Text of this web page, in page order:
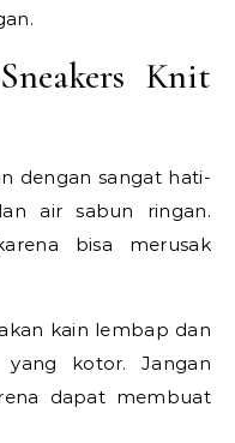
Knit
dengan sangat hati-
air sabun ringan.
bisa merusak
kain lembap dan
kotor. Jangan
dapat membuat